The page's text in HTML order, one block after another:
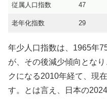
従属人口指数 47
老年化指数 29
年少人口指数は、1965年
が、その後減少傾向とな
クになる2010年経て、現
す。とは言え、日本の